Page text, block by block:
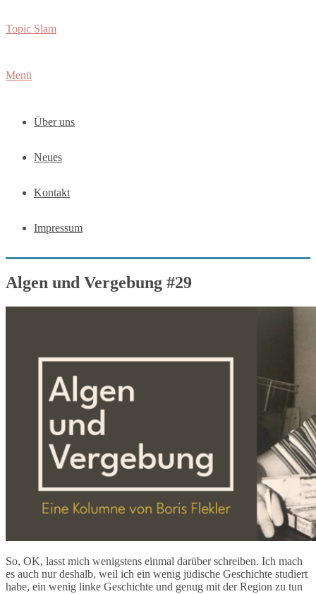
Inhalt
Topic Slam
Menü
Über uns
Neues
Kontakt
Impressum
Algen und Vergebung #29
So, OK, lasst mich wenigstens einmal darüber schreiben. Ich mach
es auch nur deshalb, weil ich ein wenig jüdische Geschichte studiert
habe, ein wenig linke Geschichte und genug mit der Region zu tun